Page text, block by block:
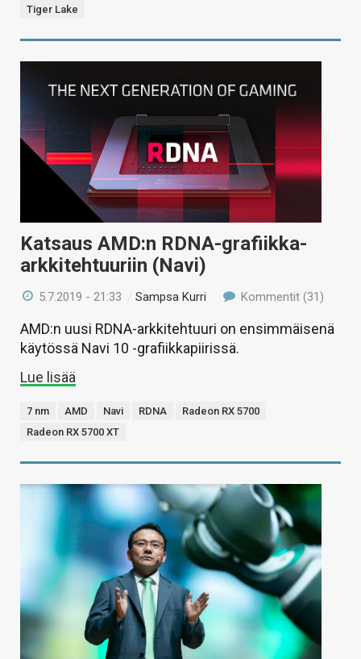
Tiger Lake
Katsaus AMD:n RDNA-grafiikka-
arkkitehtuuriin (Navi)
5.7.2019 - 21:33 /Sampsa Kurri Kommentit (31)
AMD:n uusi RDNA-arkkitehtuuri on ensimmäisenä
käytössä Navi 10 -grafiikkapiirissä.
Lue lisää
7 nm AMD Navi RDNA
Radeon RX 5700
Radeon RX 5700 XT